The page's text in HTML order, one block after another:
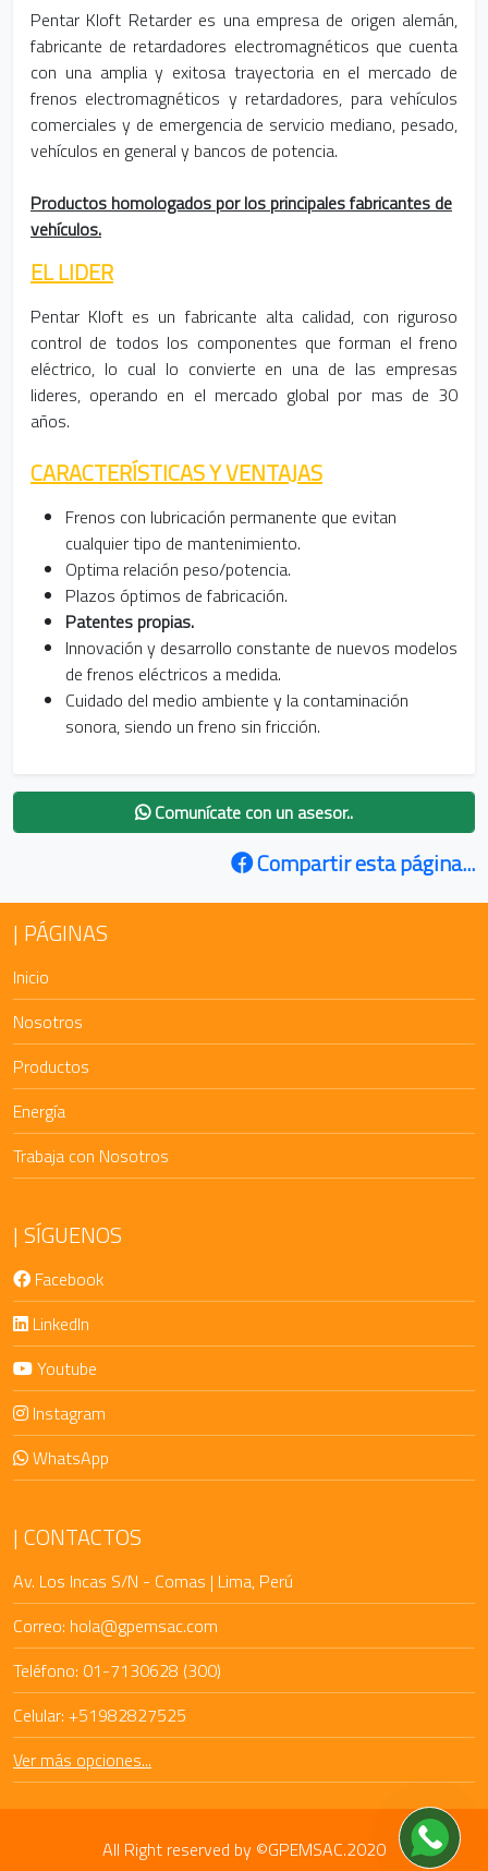
Pentar Kloft Retarder es una empresa de origen alemán,
fabricante de retardadores electromagnéticos que cuenta
con una amplia y exitosa trayectoria en el mercado de
frenos electromagnéticos y retardadores, para vehículos
comerciales y de emergencia de servicio mediano, pesado,
vehículos en general y bancos de potencia.
Productos homologados por los principales fabricantes de
vehículos.
EL LIDER
Pentar Kloft es un fabricante alta calidad, con riguroso
control de todos los componentes que forman el freno
eléctrico, lo cual lo convierte en una de las empresas
lideres, operando en el mercado global por mas de 30
años.
CARACTERÍSTICAS Y VENTAJAS
Frenos con lubricación permanente que evitan
cualquier tipo de mantenimiento.
Optima relación peso/potencia.
Plazos óptimos de fabricación.
Patentes propias.
Innovación y desarrollo constante de nuevos modelos
de frenos eléctricos a medida.
Cuidado del medio ambiente y la contaminación
sonora, siendo un freno sin fricción.
Comunícate con un asesor..
Compartir esta página...
PÁGINAS
Inicio
Nosotros
Productos
Energía
Trabaja con Nosotros
SÍGUENOS
Facebook
LinkedIn
Youtube
Instagram
WhatsApp
CONTACTOS
Av. Los Incas S/N - Comas | Lima, Perú
Correo: hola@gpemsac.com
Teléfono: 01-7130628 (300)
Celular: +51982827525
Ver más opciones...
All Right reserved by ©GPEMSAC.2020